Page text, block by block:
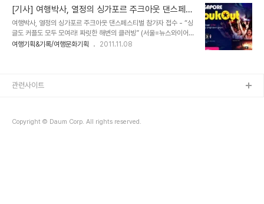
위한 '싱가포르 쥬크 아웃 파티' 상품을 출시했다. 12월 10일 싱가포
르 센토사 해변에서는 쥬크아웃 파티가 열린다. 쥬크아웃 파티는 싱가
포르에서 유명한 나이트클럽인 쥬크에서 주최하는 야외 댄스 축제로,
매년 세계 각국의 젊은이들이 참가한다. ▲ 출처 - 싱가포르관광청 싱
가포르항공 서포터즈 카페 싱가포르의 대표 나이트 스팟 ‘주크
[기사] 여행박사, 열정의 싱가포르 주크아웃 댄스페스
티벌 참가자 접수
여행박사, 열정의 싱가포르 주크아웃 댄스페스티벌 참가자 접수 - “싱
글도 커플도 모두 모여라! 짜릿한 해변의 클러빙” (서울=뉴스와이어)
2011년 11월 07일 -- “열정의 싱가포르에서 나도 ‘짝’의 주인공!” 해
는 아줌마들을 만난 적이 있다면 ‘주크 아웃(Zouk Out) 댄스뮤직 페
화를 ..
여행기획&기록/여행문화기획 2011.11.08
Copyright © Daum Corp. All rights reserved.
관련사이트